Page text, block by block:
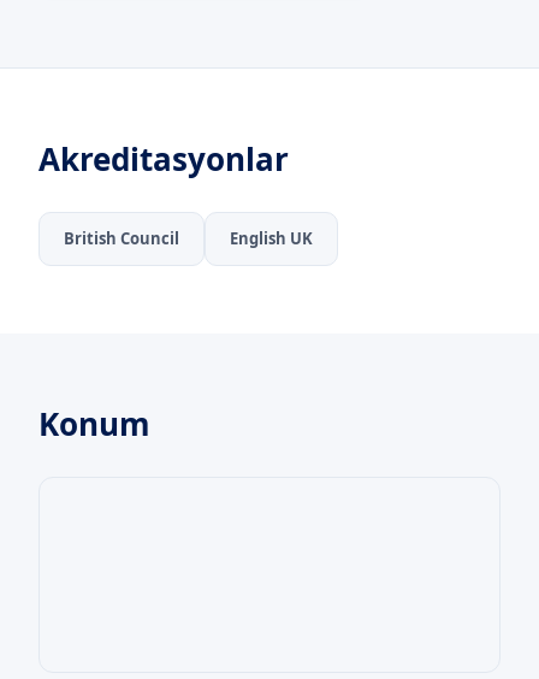
Akreditasyonlar
British Council English UK
Konum